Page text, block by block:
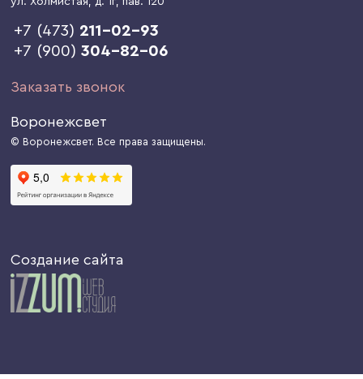
+7 (473) 211-02-93
+7 (900)304-82-06
Заказать звонок
Воронежсвет
© Воронежсвет. Все права защищены.
Создание сайта